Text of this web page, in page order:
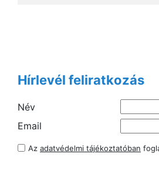
Hírlevél feliratkozás
Név
Email
Az adatvédelmi tájékoztatóban